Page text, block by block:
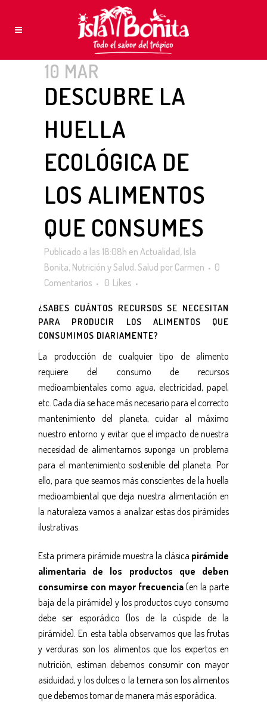
10 MAR
DESCUBRE LA
HUELLA
ECOLÓGICA DE
LOS ALIMENTOS
QUE CONSUMES
Publicado a las 18:08h en Actualidad, Isla
Bonita, Nutrición y Salud,Salud por Carmen
0
Comentarios
0 Likes
¿SABES CUÁNTOS RECURSOS SE NECESITAN
PARA PRODUCIR LOS ALIMENTOS QUE
CONSUMIMOS DIARIAMENTE?
La producción de cualquier tipo de alimento
requiere del consumo de recursos
medioambientales como agua, electricidad, papel,
etc. Cada día se hace más necesario para el correcto
mantenimiento del planeta, cuidar al máximo
nuestro entorno y evitar que el impacto de nuestra
necesidad de alimentarnos suponga un problema
para el mantenimiento sostenible del planeta. Por
ello, para que seamos más conscientes de la huella
medioambiental que deja nuestra alimentación en
la naturaleza vamos a analizar estas dos pirámides
ilustrativas.
Esta primera pirámide muestra la clásica pirámide
alimentaria de los productos que deben
consumirse con mayor frecuencia (en la parte
baja de la pirámide) y los productos cuyo consumo
debe ser esporádico (los de la cúspide de la
pirámide). En esta tabla observamos que las frutas
y verduras son los alimentos que los expertos en
nutrición, estiman debemos consumir con mayor
asiduidad, y los dulces o la ternera son los alimentos
que debemos tomar de manera más esporádica.